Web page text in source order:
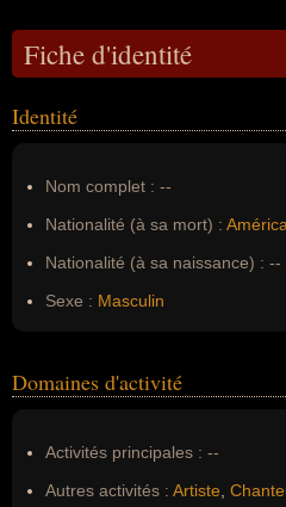
Fiche d'identité
Identité
Nom complet : --
Nationalité (à sa mort) :
Nationalité (à sa naissance) : --
Sexe : Masculin
Domaines d'activité
Activités principales : --
Autres activités : Artiste